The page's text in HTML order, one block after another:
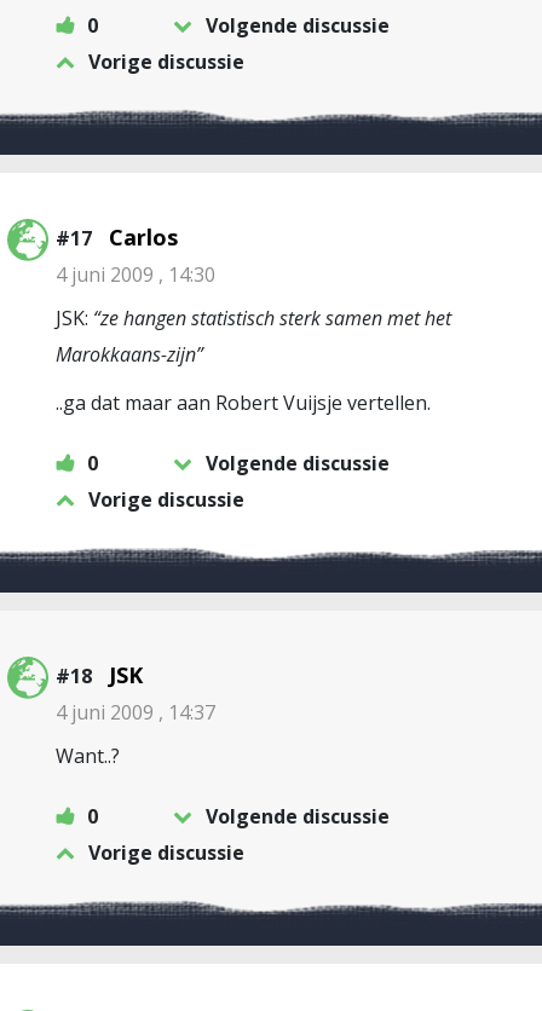
0
Volgende discussie
Vorige discussie
#17 Carlos
4 juni 2009 , 14:30
JSK: “ze hangen statistisch sterk samen met het
Marokkaans-zijn”
..ga dat maar aan Robert Vuijsje vertellen.
0
Volgende discussie
Vorige discussie
#18 JSK
4 juni 2009 , 14:37
Want..?
0
Volgende discussie
Vorige discussie